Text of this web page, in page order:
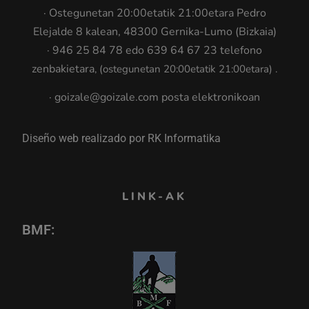
· Ostegunetan 20:00etatik 21:00etara Pedro
Elejalde 8 kalean, 48300 Gernika-Lumo (Bizkaia)
· 946 25 84 78 edo 639 64 67 23 telefono
zenbakietara, (ostegunetan 20:00etatik 21:00etara) .
· goizale@goizale.com posta elektronikoan
Diseño web realizado por RK Informatika
LINK-AK
BMF: